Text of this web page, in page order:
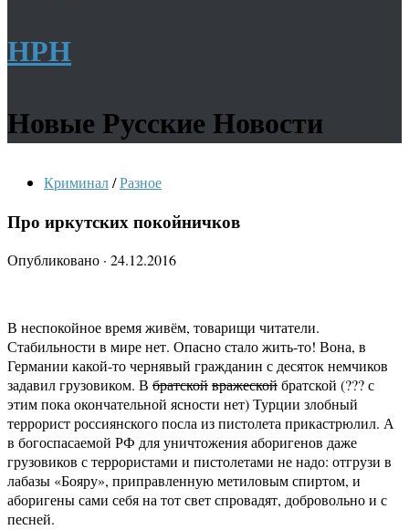
НРН
Новые Русские Новости
Криминал/Разное
Про иркутских покойничков
Опубликовано · 24.12.2016
В неспокойное время живём, товарищи читатели.
Стабильности в мире нет. Опасно стало жить-то! Вона, в
Германии какой-то чернявый гражданин с десяток немчиков
задавил грузовиком. В братскойвражескойбратской (??? с
этим пока окончательной ясности нет) Турции злобный
террорист россиянского посла из пистолета прикастрюлил. А
в богоспасаемой РФ для уничтожения аборигенов даже
грузовиков с террористами и пистолетами не надо: отгрузи в
лабазы «Бояру», приправленную метиловым спиртом, и
аборигены сами себя на тот свет спровадят, добровольно и с
песней.